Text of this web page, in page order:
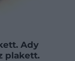
Ady
plakett.